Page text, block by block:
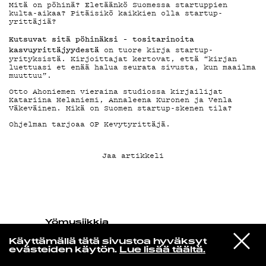
Käyttämällä tätä sivustoa hyväksyt
evästeiden käytön. Lue lisää täältä.
VIESTI
STUDIOON
Yö­mu­siik­kia
feat. Samantha Morton and
Alabaster De Plume - You Were
Smiling
KIRJAUDU SISÄÄN
Mitä on pöhinä? Eletäänkö Suomessa startuppien
kulta-aikaa? Pitäisikö kaikkien olla startup-
yrittäjiä?
Kutsuvat sitä pöhinäksi – tositarinoita
kasvuyrittäjyydestä on tuore kirja startup-
yrityksistä. Kirjoittajat kertovat, että “kirjan
luettuasi et enää halua seurata sivusta, kun maailma
muuttuu”.
Otto Ahoniemen vieraina studiossa kirjailijat
Katariina Helaniemi, Annaleena Kuronen ja Venla
Väkeväinen. Mikä on Suomen startup-skenen tila?
Ohjelman tarjoaa OP Kevytyrittäjä.
Jaa artikkeli